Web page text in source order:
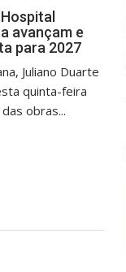
avançam e
para 2027
Juliano Duarte
quinta-feira
obras...